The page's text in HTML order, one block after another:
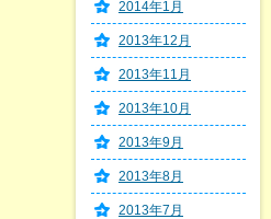
2014年1月
2013年12月
2013年11月
2013年10月
2013年9月
2013年8月
2013年7月